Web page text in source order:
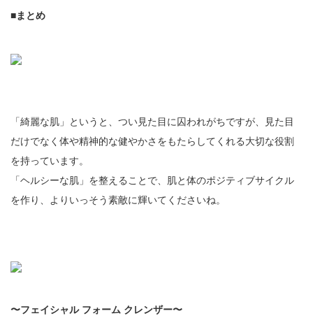
■まとめ
「綺麗な肌」というと、つい見た目に囚われがちですが、見た目
だけでなく体や精神的な健やかさをもたらしてくれる大切な役割
を持っています。
「ヘルシーな肌」を整えることで、肌と体のポジティブサイクル
を作り、よりいっそう素敵に輝いてくださいね。
〜フェイシャル フォーム クレンザー〜